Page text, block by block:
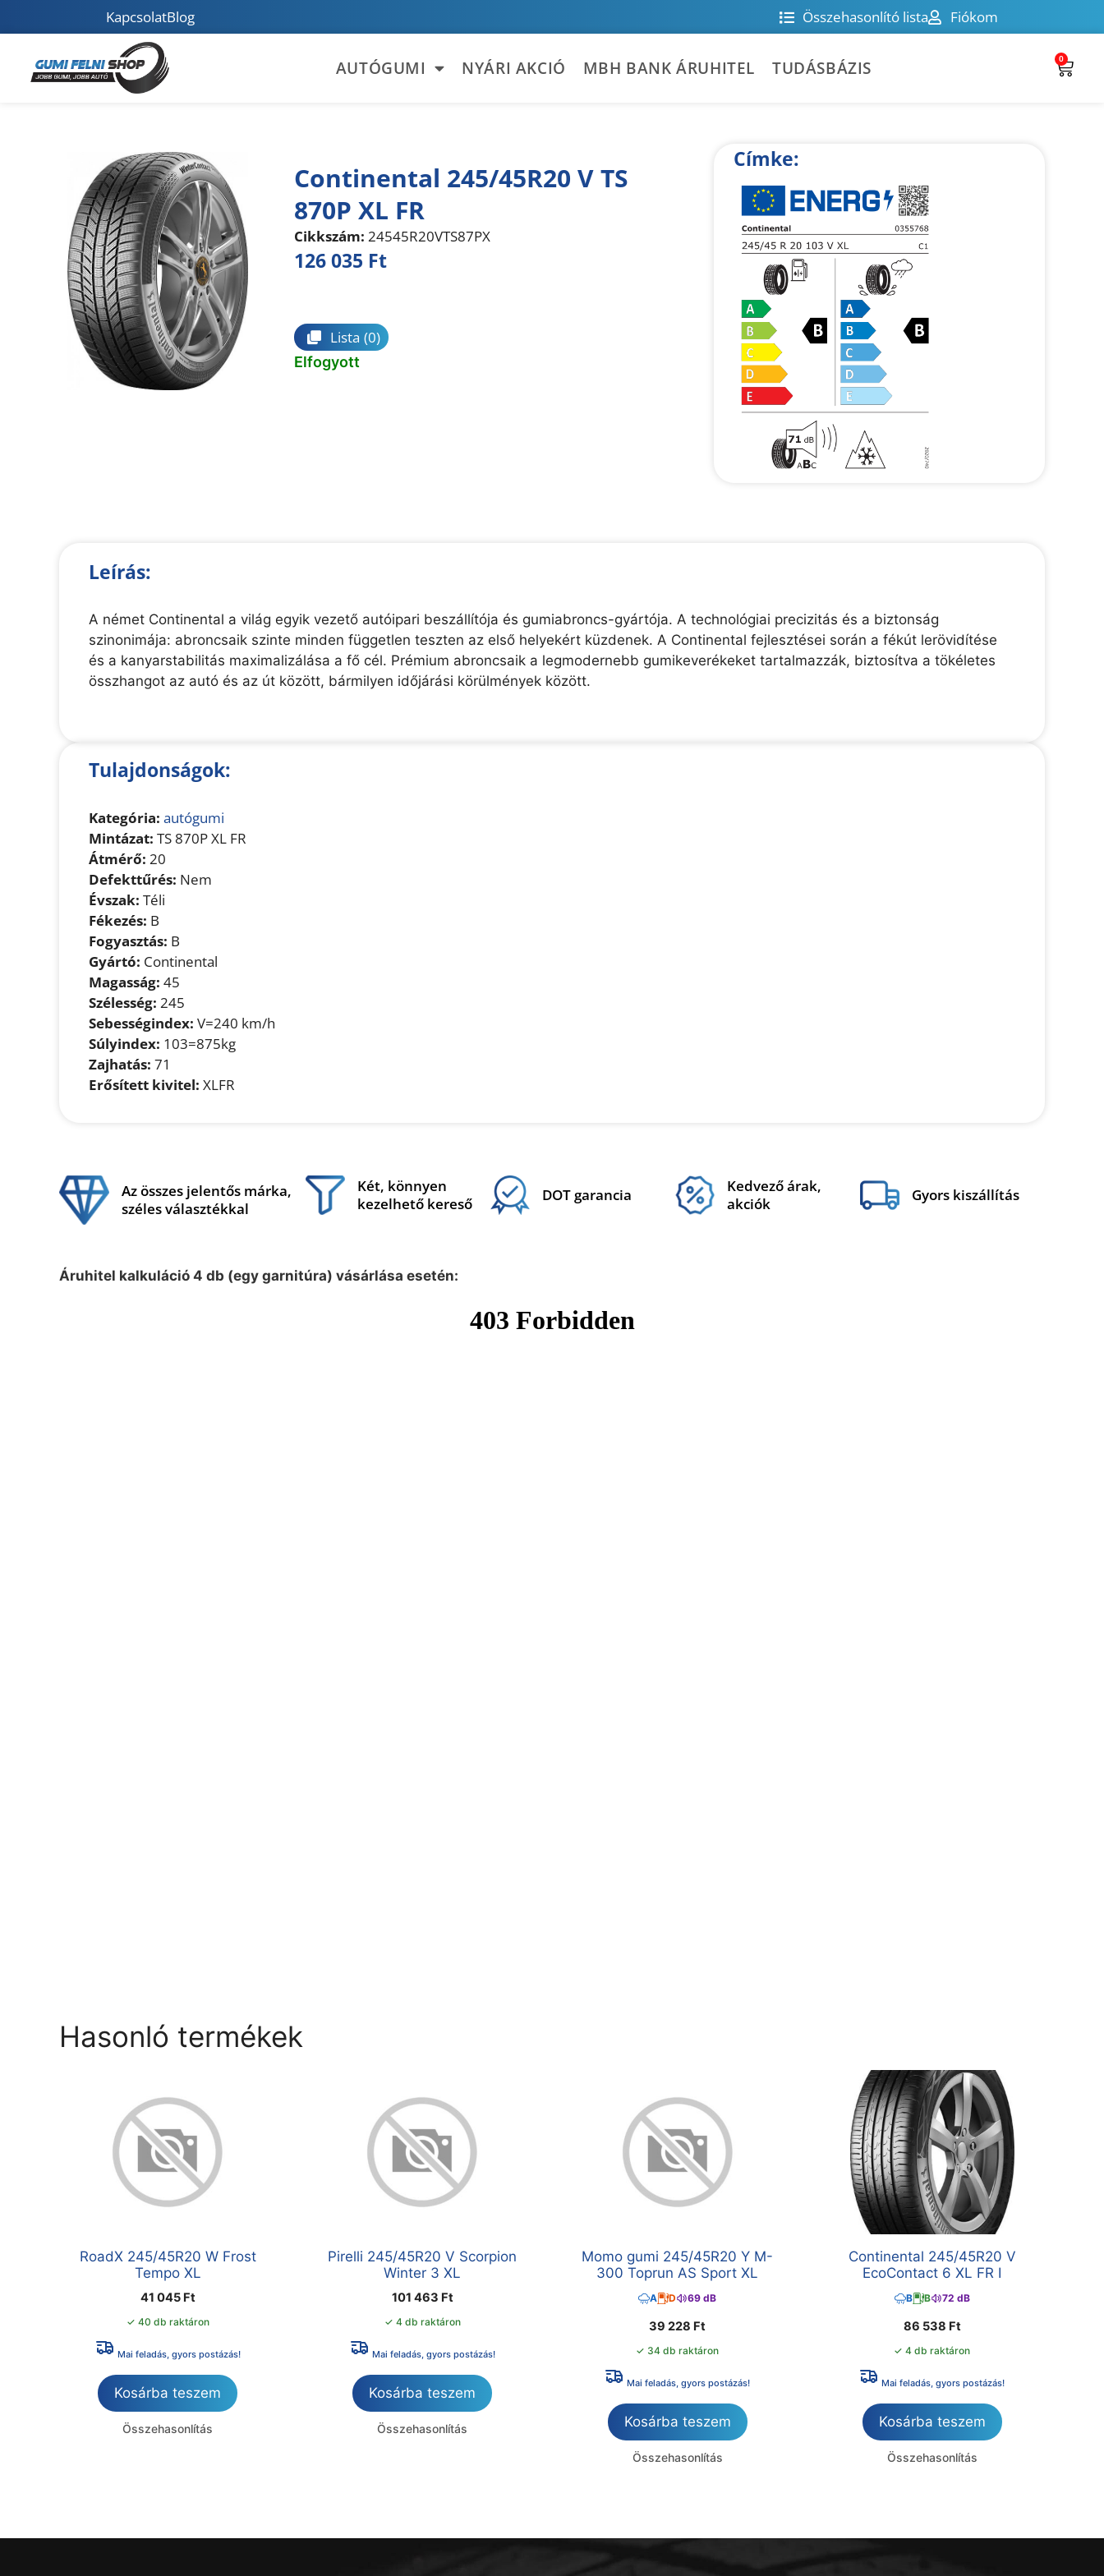
KapcsolatBlog Összehasonlító lista Fiókom
AUTÓGUMI NYÁRI AKCIÓ MBH BANK ÁRUHITEL TUDÁSBÁZIS 0
Continental 245/45R20 V TS
870P XL FR
Cikkszám: 24545R20VTS87PX
126 035 Ft
Lista (0)
Elfogyott
Címke:
Leírás:
A német Continental a világ egyik vezető autóipari beszállítója és gumiabroncs-gyártója. A technológiai precizitás és a biztonság
szinonimája: abroncsaik szinte minden független teszten az első helyekért küzdenek. A Continental fejlesztései során a fékút lerövidítése
és a kanyarstabilitás maximalizálása a fő cél. Prémium abroncsaik a legmodernebb gumikeverékeket tartalmazzák, biztosítva a tökéletes
összhangot az autó és az út között, bármilyen időjárási körülmények között.
Tulajdonságok:
Kategória: autógumi
Mintázat: TS 870P XL FR
Átmérő: 20
Defekttűrés: Nem
Évszak: Téli
Fékezés: B
Fogyasztás: B
Gyártó: Continental
Magasság: 45
Szélesség: 245
Sebességindex: V=240 km/h
Súlyindex: 103=875kg
Zajhatás: 71
Erősített kivitel: XLFR
Az összes jelentős márka,
széles választékkal
Két, könnyen
kezelhető kereső
DOT garancia
Kedvező árak,
akciók
Gyors kiszállítás
Áruhitel kalkuláció 4 db (egy garnitúra) vásárlása esetén:
Hasonló termékek
RoadX 245/45R20 W Frost
Tempo XL
41 045 Ft
✓ 40 db raktáron
Mai feladás, gyors postázás!
Kosárba teszem
Összehasonlítás
Pirelli 245/45R20 V Scorpion
Winter 3 XL
101 463 Ft
✓ 4 db raktáron
Mai feladás, gyors postázás!
Kosárba teszem
Összehasonlítás
Momo gumi 245/45R20 Y M-
300 Toprun AS Sport XL
A D 69 dB
39 228 Ft
✓ 34 db raktáron
Mai feladás, gyors postázás!
Kosárba teszem
Összehasonlítás
Continental 245/45R20 V
EcoContact 6 XL FR I
B B 72 dB
86 538 Ft
✓ 4 db raktáron
Mai feladás, gyors postázás!
Kosárba teszem
Összehasonlítás